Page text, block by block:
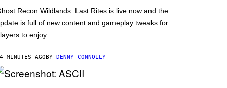
Recon Wildlands: Last Rites is live now and the
is full of new content and gameplay tweaks for
to enjoy.
MINUTES AGO BY DENNY CONNOLLY